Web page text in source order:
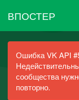
ВПОСТЕР
Ошибка VK API
сообщества
повторно.